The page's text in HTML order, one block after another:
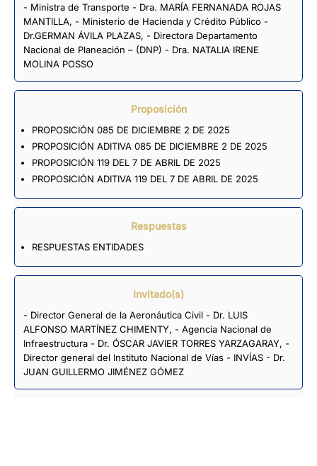
- Ministra de Transporte - Dra. MARÍA FERNANADA ROJAS
MANTILLA, - Ministerio de Hacienda y Crédito Público -
Dr.GERMAN ÁVILA PLAZAS, - Directora Departamento
Nacional de Planeación – (DNP) - Dra. NATALIA IRENE
MOLINA POSSO
Proposición
PROPOSICIÓN 085 DE DICIEMBRE 2 DE 2025
PROPOSICIÓN ADITIVA 085 DE DICIEMBRE 2 DE 2025
PROPOSICIÓN 119 DEL 7 DE ABRIL DE 2025
PROPOSICIÓN ADITIVA 119 DEL 7 DE ABRIL DE 2025
Respuestas
RESPUESTAS ENTIDADES
Invitado(s)
- Director General de la Aeronáutica Civil - Dr. LUIS
ALFONSO MARTÍNEZ CHIMENTY, - Agencia Nacional de
Infraestructura - Dr. ÓSCAR JAVIER TORRES YARZAGARAY, -
Director general del Instituto Nacional de Vías - INVÍAS - Dr.
JUAN GUILLERMO JIMÉNEZ GÓMEZ